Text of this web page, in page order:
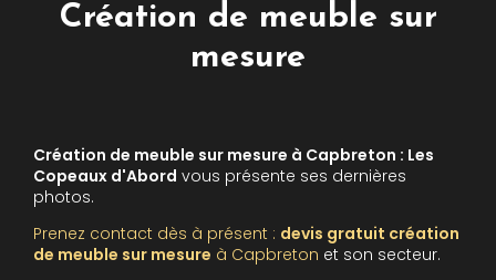
Création de meuble sur
mesure
Création de meuble sur mesure à Capbreton : Les
Copeaux d'Abord vous présente ses dernières
photos.
Prenez contact dès à présent : devis gratuit création
de meuble sur mesure à Capbreton et son secteur.